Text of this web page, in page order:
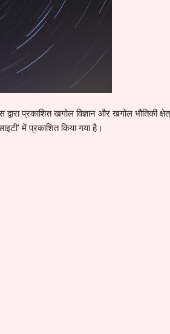
प्रकाशित खगोल विज्ञान और खगोल भौतिकी
में प्रकाशित किया गया है।